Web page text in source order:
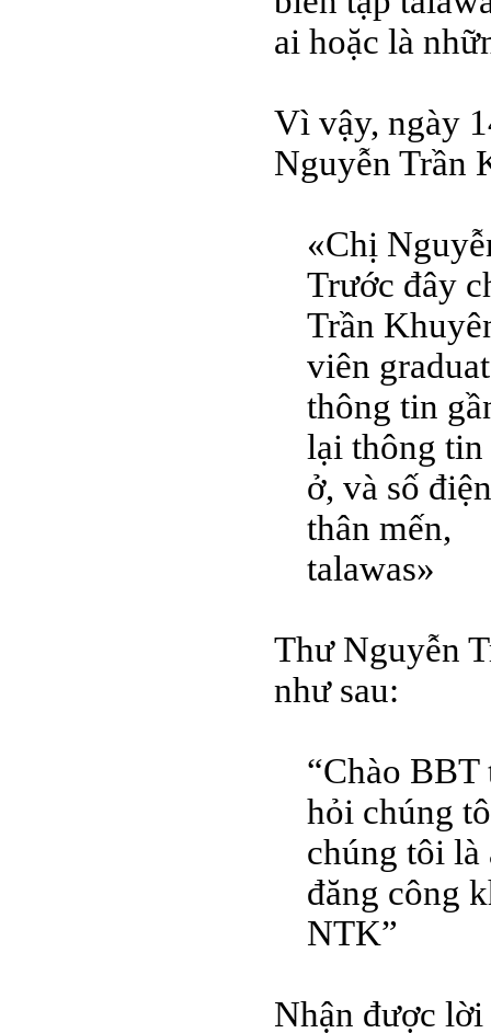
ai hoặc là
Vì vậy, ngày
Nguyễn Trần
«Chị
Trước đây
Trần
viên
thông tin
lại thông
ở, và số
thân mến,
talawas»
Thư Nguyễn
như sau:
“Chào BBT
hỏi chúng
chúng tôi là
đăng công
NTK”
Nhận được lời